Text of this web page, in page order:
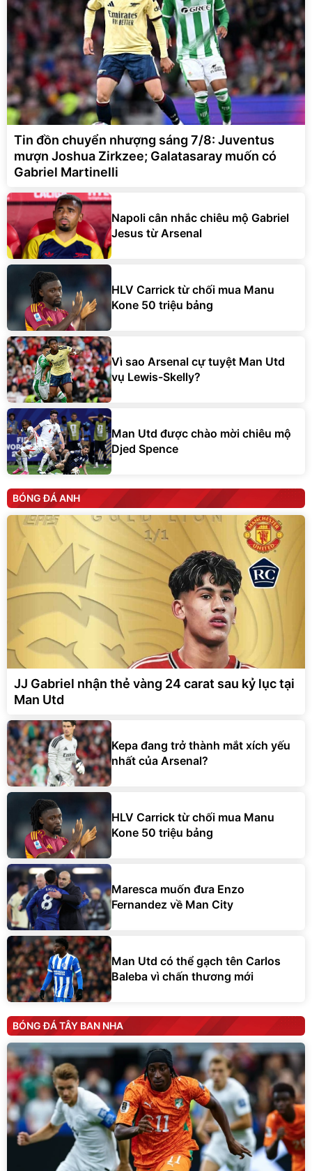
Tin đồn chuyển nhượng sáng 7/8: Juventus
mượn Joshua Zirkzee; Galatasaray muốn có
Gabriel Martinelli
Napoli cân nhắc chiêu mộ Gabriel
Jesus từ Arsenal
HLV Carrick từ chối mua Manu
Kone 50 triệu bảng
Vì sao Arsenal cự tuyệt Man Utd
vụ Lewis-Skelly?
Man Utd được chào mời chiêu mộ
Djed Spence
BÓNG ĐÁ ANH
JJ Gabriel nhận thẻ vàng 24 carat sau kỷ lục tại
Man Utd
Kepa đang trở thành mắt xích yếu
nhất của Arsenal?
HLV Carrick từ chối mua Manu
Kone 50 triệu bảng
Maresca muốn đưa Enzo
Fernandez về Man City
Man Utd có thể gạch tên Carlos
Baleba vì chấn thương mới
BÓNG ĐÁ TÂY BAN NHA